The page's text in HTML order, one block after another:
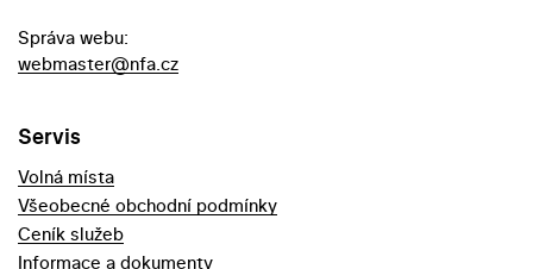
Správa webu:
webmaster@nfa.cz
Servis
Volná místa
Všeobecné obchodní podmínky
Ceník služeb
Informace a dokumenty